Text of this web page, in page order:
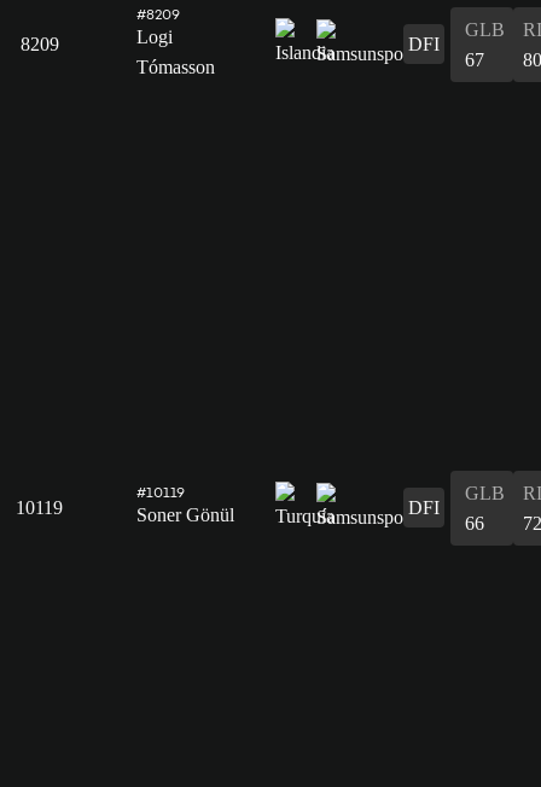
8209
#8209
Logi
Tómasson
DFI
GLB
67
80
10119
#10119
Soner Gönül DFI
GLB
66
72